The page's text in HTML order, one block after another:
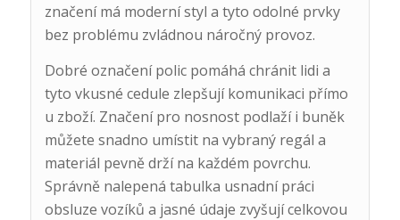
značení má moderní styl a tyto odolné prvky
bez problému zvládnou náročný provoz.
Dobré označení polic pomáhá chránit lidi a
tyto vkusné cedule zlepšují komunikaci přímo
u zboží. Značení pro nosnost podlaží i buněk
můžete snadno umístit na vybraný regál a
materiál pevně drží na každém povrchu.
Správně nalepená tabulka usnadní práci
obsluze vozíků a jasné údaje zvyšují celkovou